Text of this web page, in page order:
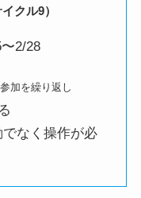
クル9）
2/28
を繰り返し
なく操作が必